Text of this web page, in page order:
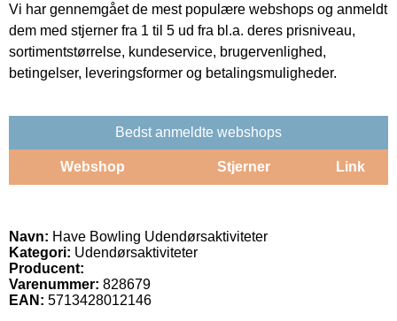
Vi har gennemgået de mest populære webshops og anmeldt
dem med stjerner fra 1 til 5 ud fra bl.a. deres prisniveau,
sortimentstørrelse, kundeservice, brugervenlighed,
betingelser, leveringsformer og betalingsmuligheder.
Bedst anmeldte webshops
Webshop Stjerner Link
Navn: Have Bowling Udendørsaktiviteter
Kategori: Udendørsaktiviteter
Producent:
Varenummer: 828679
EAN: 5713428012146